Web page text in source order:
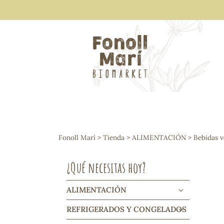
Arroces y legumbres
Frutos secos y snacks
Cereales, mueslis, hinchados y
Galletas y dulces
Vinos y cavas
Condimentos y salsas
Harinas y sémolas
Pasta
Fonoll Marí > Tienda > ALIMENTACIÓN > Bebidas
¿Qué necesitas hoy?
ALIMENTACIÓN
REFRIGERADOS Y CONGELADOS